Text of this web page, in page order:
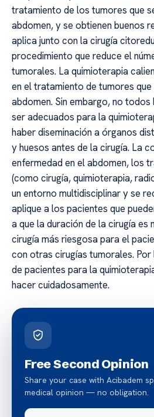
tratamiento de los tumores que
abdomen, y se obtienen buenos
aplica junto con la cirugía
procedimiento que reduce el
tumorales. La quimioterapia
en el tratamiento de tumores que
abdomen. Sin embargo, no
ser adecuados para la
haber diseminación a órganos
y huesos antes de la cirugía. La
enfermedad en el abdomen, los
(como cirugía, quimioterapia,
un entorno multidisciplinar y se
aplique a los pacientes que
a que la duración de la cirugía es
cirugía más riesgosa para el
con otras cirugías tumorales.
de pacientes para la
hacer cuidadosamente.
Free Second Opinion
Share your case with Acibadem
medical opinion — no obligation.